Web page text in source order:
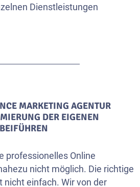
Dienstleistungen
MARKETING AGENTUR
DER EIGENEN
professionelles Online
nicht möglich. Die richtige
nicht einfach. Wir von der